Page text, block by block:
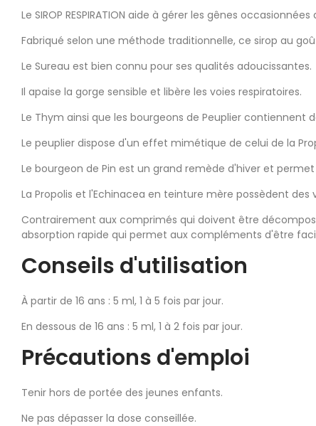
Le SIROP RESPIRATION aide à gérer les gênes
Fabriqué selon une méthode traditionnelle, ce sirop au
Le Sureau est bien connu pour ses qualités adoucissantes.
Il apaise la gorge sensible et libère les voies respiratoires.
Le Thym ainsi que les bourgeons de Peuplier contiennent
Le peuplier dispose d'un effet mimétique de celui de la
Le bourgeon de Pin est un grand remède d'hiver et
La Propolis et l'Echinacea en teinture mère possèdent
Contrairement aux comprimés qui doivent être
absorption rapide qui permet aux compléments d'être
Conseils d'utilisation
À partir de 16 ans : 5 ml, 1 à 5 fois par jour.
En dessous de 16 ans : 5 ml, 1 à 2 fois par jour.
Précautions d'emploi
Tenir hors de portée des jeunes enfants.
Ne pas dépasser la dose conseillée.